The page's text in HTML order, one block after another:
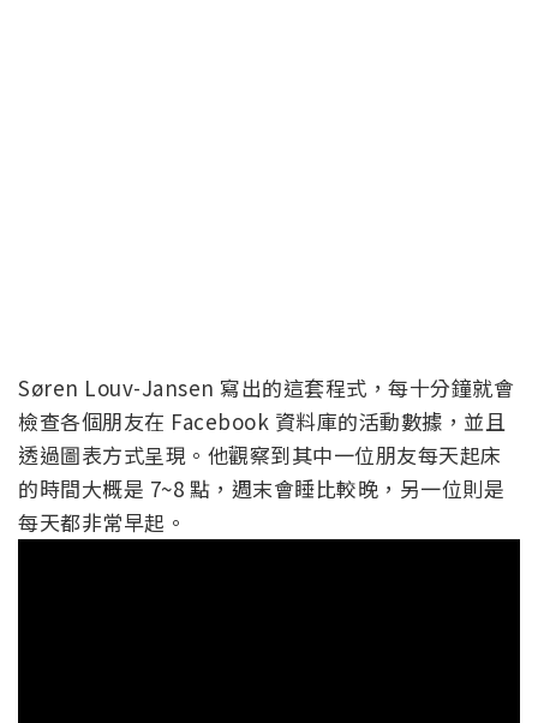
Søren Louv-Jansen 寫出的這套程式，每十分鐘就會
檢查各個朋友在 Facebook 資料庫的活動數據，並且
透過圖表方式呈現。他觀察到其中一位朋友每天起床
的時間大概是 7~8 點，週末會睡比較晚，另一位則是
每天都非常早起。